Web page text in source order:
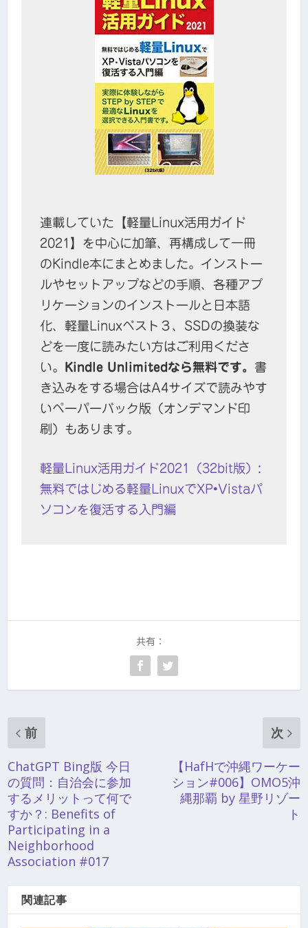
連載していた【軽量Linux活用ガイド
2021】を中心に加筆、再構成して一冊
のKindle本にまとめました。インストー
ルやセットアップなどの手順、各種アプ
リケーションのインストールと日本語
化、軽量Linuxベスト３、SSDの換装な
どを一度に読みたい方はご利用くださ
い。
Kindle Unlimitedなら無料です。 書
き込みをする場合はA4サイズで読みやす
いペーパーバック版（オンデマンド印
刷）もあります。
軽量Linux活用ガイド2021（32bit版）:
無料ではじめる軽量LinuxでXP•Vistaパ
ソコンを復活する入門編
共有：
前
ChatGPT Bing版 今日
の質問：自治会に参加
するメリットって何で
すか？: Benefits of
Participating in a
Neighborhood
Association #017
次
【HafHで沖縄ワーケー
ション#006】OMO5沖
縄那覇 by 星野リゾー
ト
関連記事